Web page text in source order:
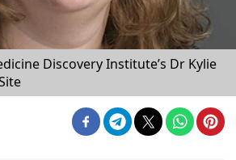
Discovery Institute’s Dr Kylie